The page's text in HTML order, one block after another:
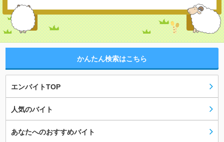
かんたん検索はこちら
エンバイトTOP
人気のバイト
あなたへのおすすめバイト